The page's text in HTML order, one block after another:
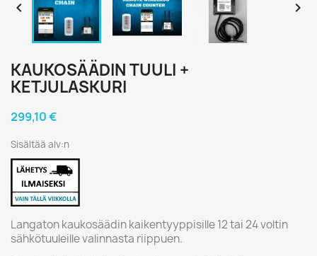
 
KAUKOSÄÄDIN TUULI +
KETJULASKURI
299,10 €
Sisältää alv:n
Langaton kaukosäädin kaikentyyppisille 12 tai 24 voltin
sähkötuuleille valinnasta riippuen.